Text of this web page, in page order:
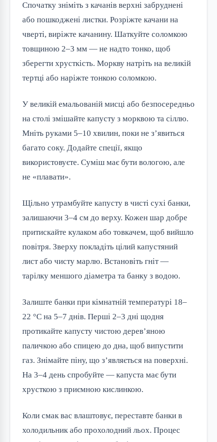
Спочатку зніміть з качанів верхні забруднені
або пошкоджені листки. Розріжте качани на
чверті, виріжте качанину. Шаткуйте соломкою
товщиною 2–3 мм — не надто тонко, щоб
зберегти хрусткість. Моркву натріть на великій
тертці або наріжте тонкою соломкою.
У великій емальованій мисці або безпосередньо
на столі змішайте капусту з морквою та сіллю.
Мніть руками 5–10 хвилин, поки не з’явиться
багато соку. Додайте спеції, якщо
використовуєте. Суміш має бути вологою, але
не «плавати».
Щільно утрамбуйте капусту в чисті сухі банки,
залишаючи 3–4 см до верху. Кожен шар добре
притискайте кулаком або товкачем, щоб вийшло
повітря. Зверху покладіть цілий капустяний
лист або чисту марлю. Встановіть гніт —
тарілку меншого діаметра та банку з водою.
Залиште банки при кімнатній температурі 18–
22 °C на 5–7 днів. Перші 2–3 дні щодня
протикайте капусту чистою дерев’яною
паличкою або спицею до дна, щоб випустити
газ. Знімайте піну, що з’являється на поверхні.
На 3–4 день спробуйте — капуста має бути
хрусткою з приємною кислинкою.
Коли смак вас влаштовує, переставте банки в
холодильник або прохолодний льох. Процес